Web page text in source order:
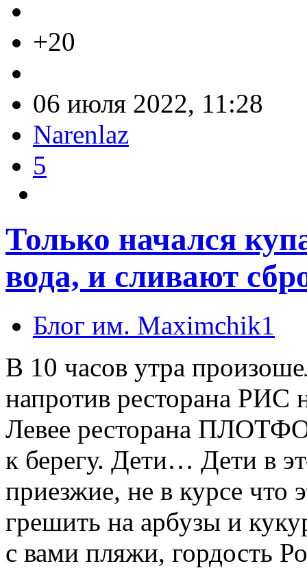
+20
06 июля 2022, 11:28
Narenlaz
5
Только начался
вода, и сливают
Блог им. Maximchik1
В 10 часов утра
напротив ресторана РИС
Левее ресторана
к берегу. Дети… Дети в
приезжие, не в курсе что
грешить на арбузы и
с вами пляжи, гордость